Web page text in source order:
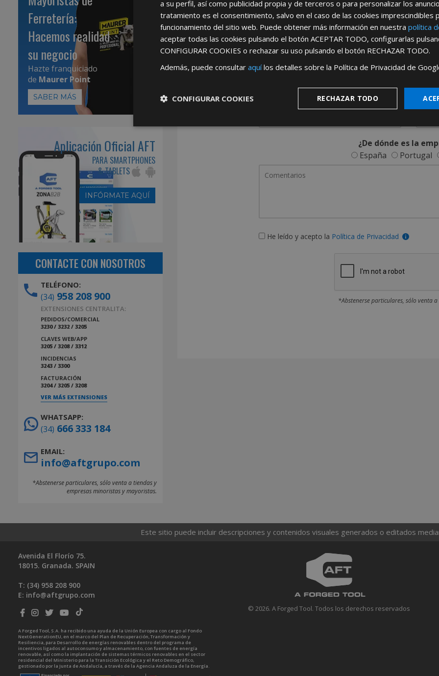
REGÍSTRATE PARA HACERTE
Desdeaquípodrá ver todas las
Rellene este formulario y nos pondremos en
¿De dónde es la
España
Portugal
He leído y acepto la Política de Privacidad
*Abstenerse particulares, sólo venta
Ferretería:
Hacemos realidad
su negocio
Hazte franquiciado
de Maurer Point
SABER MÁS
Aplicación Oficial AFT
PARA SMARTPHONES
& TABLETS
INFÓRMATE AQUÍ
CONTACTE CON NOSOTROS
TELÉFONO:
(34) 958 208 900
EXTENSIONES CENTRALITA:
PEDIDOS/COMERCIAL
3230 / 3232 / 3205
CLAVES WEB/APP
3205 / 3208 / 3312
INCIDENCIAS
3243 / 3300
FACTURACIÓN
3204 / 3205 / 3208
VER MÁS EXTENSIONES
WHATSAPP:
(34) 666 333 184
EMAIL:
info@aftgrupo.com
*Abstenerse particulares, sólo venta a tiendas y
empresas minoristas y mayoristas.
Este sitio puede incluir descripciones y contenidos visuales generados o editados
© 2026. A Forged Tool. Todos los derechos reservados
Avenida El Florío 75.
18015. Granada. SPAIN
T: (34) 958 208 900
E: info@aftgrupo.com
A Forged Tool, S.A. ha recibido una ayuda de la Unión Europea con cargo al Fondo
NextGenerationEU, en el marco del Plan de Recuperación, Transformación y
Resiliencia, para Desarrollo de energías renovables dentro del programa de
incentivos ligados al autoconsumo y almacenamiento, con fuentes de energía
renovable, así como la implantación de sistemas térmicos renovables en el sector
residencial del Ministerio para la Transición Ecológica y el Reto Demográfico,
gestionado por la Junta de Andalucía, a través de la Agencia Andaluza de la Energía.
a su perfil, así como publicidad propia y de terceros o para personalizar los
tratamiento es el consentimiento, salvo en el caso de las cookies imprescindibles
funcionamiento del sitio web. Puede obtener más información en nuestra política
aceptar todas las cookies pulsando el botón ACEPTAR TODO, configurarlas
CONFIGURAR COOKIES o rechazar su uso pulsando el botón RECHAZAR TODO.
Además, puede consultar aquílos detalles sobre la Política de Privacidad de
RECHAZAR TODO
CONFIGURAR COOKIES